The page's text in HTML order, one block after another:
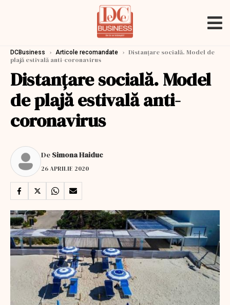
DCBusiness › Articole recomandate › Distanțare socială. Model de
plajă estivală anti-coronavirus
Distanțare socială. Model
de plajă estivală anti-
coronavirus
De Simona Haiduc
26 APRILIE 2020